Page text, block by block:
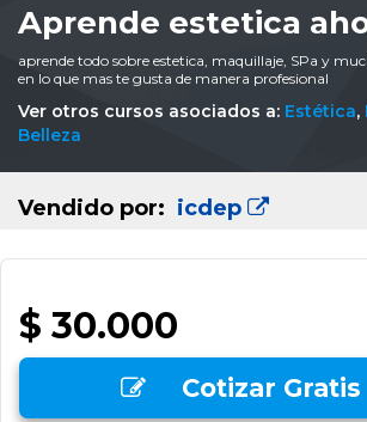
Aprende estetica
aprende todo sobre estetica, maquillaje, SPa y
en lo que mas te gusta de manera profesional
Ver otros cursos asociados a: Estética,
Belleza
Vendido por: icdep
$ 30.000
Cotizar